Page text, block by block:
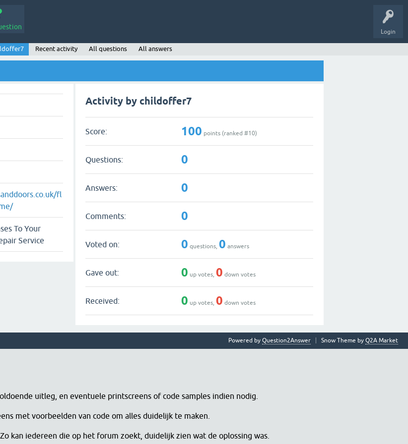
Login
Recent activity All questions All answers
fl
To Your
Service
Activity by childoffer7
Score: 100 points (ranked #10)
Questions: 0
Answers: 0
Comments: 0
Voted on: 0 questions,0 answers
Gave out: 0 up votes,0 down votes
Received: 0 up votes,0 down votes
Snow Theme by Q2A Market
Powered by Question2Answer
uitleg, en eventuele printscreens of code samples indien nodig.
met voorbeelden van code om alles duidelijk te maken.
kan iedereen die op het forum zoekt, duidelijk zien wat de oplossing was.